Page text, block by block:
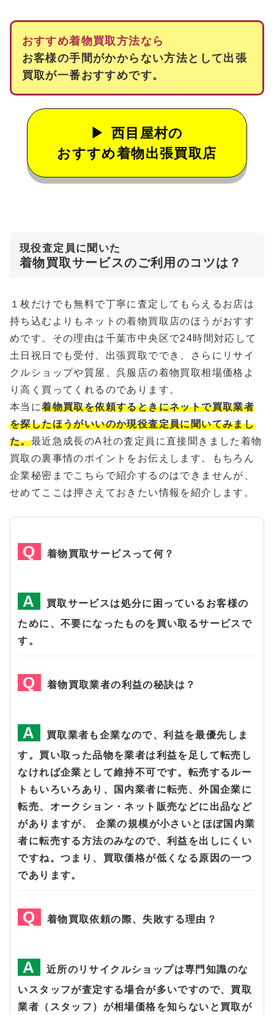
おすすめ着物買取方法なら
お客様の手間がかからない方法として出張
買取が一番おすすめです。
西目屋村の
おすすめ着物出張買取店
現役査定員に聞いた
着物買取サービスのご利用のコツは？
１枚だけでも無料で丁寧に査定してもらえるお店は
持ち込むよりもネットの着物買取店のほうがおすす
めです。その理由は千葉市中央区で24時間対応して
土日祝日でも受付、出張買取ででき、さらにリサイ
クルショップや質屋、呉服店の着物買取相場価格よ
り高く買ってくれるのであります。
本当に着物買取を依頼するときにネットで買取業者
を探したほうがいいのか現役査定員に聞いてみまし
た。最近急成長のA社の査定員に直接聞きました着物
買取の裏事情のポイントをお伝えします。もちろん
企業秘密までこちらで紹介するのはできませんが、
せめてここは押さえておきたい情報を紹介します。
着物買取サービスって何？
買取サービスは処分に困っているお客様の
ために、不要になったものを買い取るサービスで
す。
着物買取業者の利益の秘訣は？
買取業者も企業なので、利益を最優先しま
す。買い取った品物を業者は利益を足して転売し
なければ企業として維持不可です。転売するルー
トもいろいろあり、国内業者に転売、外国企業に
転売、オークション・ネット販売などに出品など
がありますが、 企業の規模が小さいとほぼ国内業
者に転売する方法のみなので、利益を出しにくい
ですね。つまり、買取価格が低くなる原因の一つ
であります。
着物買取依頼の際、失敗する理由？
近所のリサイクルショップは専門知識のな
いスタッフが査定する場合が多いですので、買取
業者（スタッフ）が相場価格を知らないと買取が